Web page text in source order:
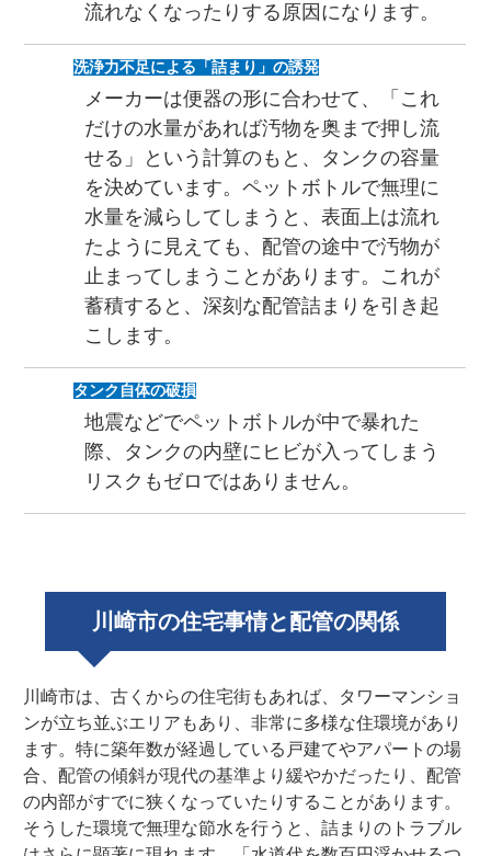
流れなくなったりする原因になります。
洗浄力不足による「詰まり」の誘発
メーカーは便器の形に合わせて、「これ
だけの水量があれば汚物を奥まで押し流
せる」という計算のもと、タンクの容量
を決めています。ペットボトルで無理に
水量を減らしてしまうと、表面上は流れ
たように見えても、配管の途中で汚物が
止まってしまうことがあります。これが
蓄積すると、深刻な配管詰まりを引き起
こします。
タンク自体の破損
地震などでペットボトルが中で暴れた
際、タンクの内壁にヒビが入ってしまう
リスクもゼロではありません。
川崎市の住宅事情と配管の関係
川崎市は、古くからの住宅街もあれば、タワーマンショ
ンが立ち並ぶエリアもあり、非常に多様な住環境があり
ます。特に築年数が経過している戸建てやアパートの場
合、配管の傾斜が現代の基準より緩やかだったり、配管
の内部がすでに狭くなっていたりすることがあります。
そうした環境で無理な節水を行うと、詰まりのトラブル